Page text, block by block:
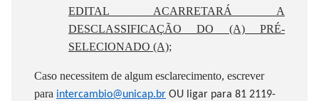
EDITAL ACARRETARÁ A
DESCLASSIFICAÇÃO DO (A) PRÉ-
SELECIONADO (A);
Caso necessitem de algum esclarecimento, escrever
para intercambio@unicap.br OU ligar para 81 2119-